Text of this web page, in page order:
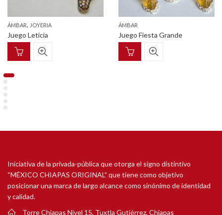
ÁMBAR, JOYERIA
Juego Leticia
ÁMBAR
Juego Fiesta Grande
Iniciativa de la privada-pública que otorga el signo distintivo
“MÉXICO CHIAPAS ORIGINAL” que tiene como objetivo
posicionar una marca de largo alcance como sinónimo de identidad
y calidad.
Torre Chiapas Nivel 15, Tuxtla Gutiérrez, Chiapas